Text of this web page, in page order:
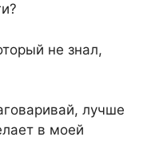
не знал,
лучше
в моей